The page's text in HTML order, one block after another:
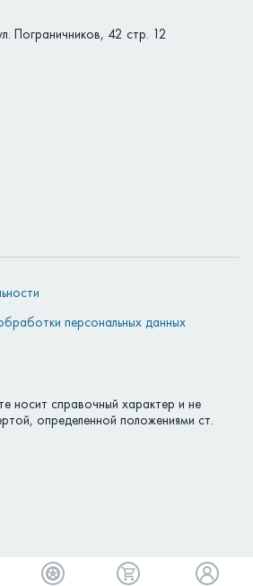
Пограничников, 42 стр. 12
персональных данных
носит справочный характер и не
определенной положениями ст.